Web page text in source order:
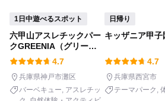
釣り
いちご狩り
潮干狩り 社会
1日中遊べるスポット
六甲山アスレチックパー
クGREENIA（グリーニ
ア）
4.7
兵庫県神戸市灘区
バーベキュー アスレチッ
日帰り
キッザニア甲子
4.7
兵庫県西宮市
テーマパーク